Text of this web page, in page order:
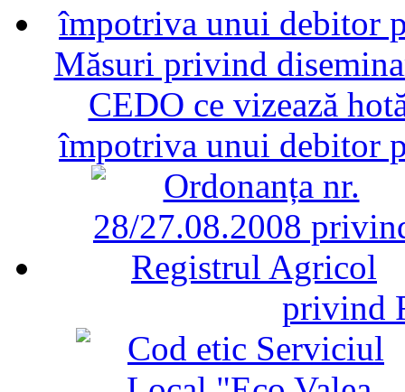
Măsuri privind
CEDO ce vizează
împotriva unui debitor
privind